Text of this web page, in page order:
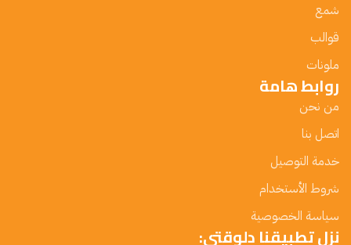
شمع
قوالب
ملونات
روابط هامة
من نحن
اتصل بنا
خدمة التوصيل
شروط الأستخدام
سياسة الخصوصية
نزل تطبيقنا دلوقتي: